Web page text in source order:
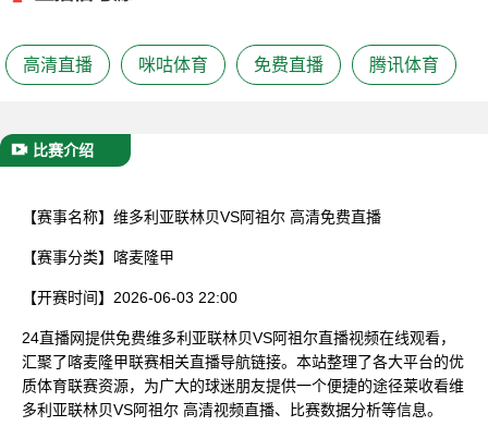
高清直播 咪咕体育 免费直播 腾讯体育
比赛介绍
【赛事名称】 维多利亚联林贝VS阿祖尔 高清免费直播
【赛事分类】 喀麦隆甲
【开赛时间】 2026-06-03 22:00
24直播网提供免费维多利亚联林贝VS阿祖尔直播视频在线观看，
汇聚了喀麦隆甲联赛相关直播导航链接。本站整理了各大平台的优
质体育联赛资源，为广大的球迷朋友提供一个便捷的途径莱收看维
多利亚联林贝VS阿祖尔 高清视频直播、比赛数据分析等信息。